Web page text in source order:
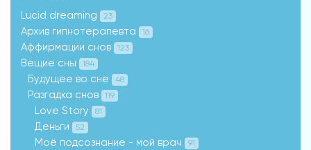
Lucid dreaming 23
Архив гипнотерапевта 16
Аффирмации снов 123
Вещие сны 184
Будущее во сне 48
Разгадка снов 119
Love Story 81
Деньги 52
Моё подсознание - мой врач 91